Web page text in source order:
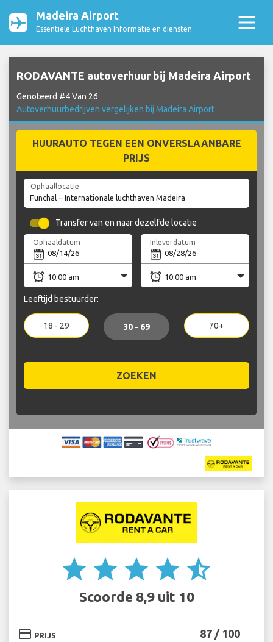
Madeira Airport
Essentiële Luchthaven Informatie en diensten
RODAVANTE autoverhuur bij Madeira Airport
Genoteerd #4 Van 26
Autoverhuurbedrijven vergelijken bij Madeira Airport
HUURAUTO TEGEN EEN ONVERSLAANBARE
PRIJS
Ophaallocatie
Transfer van en naar dezelfde locatie
Ophaaldatum Inleverdatum
Leeftijd bestuurder:
18 - 29 30 - 69 70+
ZOEKEN
star star star star star_half
Scoorde 8,9 uit 10
credit_card PRIJS 87 / 100